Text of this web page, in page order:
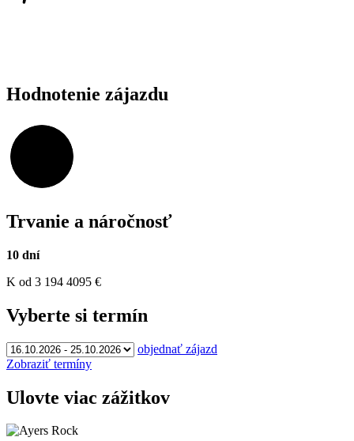
Hodnotenie zájazdu
Trvanie a náročnosť
10 dní
K od 3 194 4095 €
Vyberte si termín
objednať zájazd
Zobraziť termíny
Ulovte viac zážitkov